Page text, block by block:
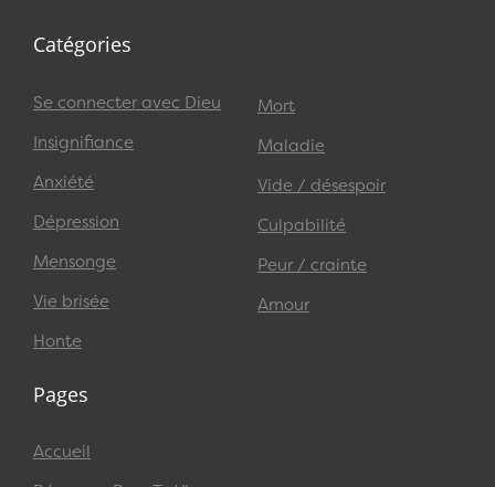
Catégories
Se connecter avec Dieu
Insignifiance
Anxiété
Dépression
Mensonge
Vie brisée
Honte
Mort
Maladie
Vide / désespoir
Culpabilité
Peur / crainte
Amour
Pages
Accueil